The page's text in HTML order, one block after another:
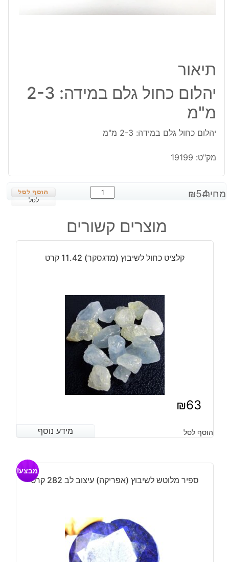
תיאור
יהלום כחול גלם במידה: 2-3
מ"מ
יהלום כחול גלם במידה: 2-3 מ"מ
מק"ט: 19199
מחיר: ₪54
כמות
של
כחול
גלם
2-
לסל
מוצרים קשורים
קלציט כחול לשיבוץ (מדגסקר) 11.42 קרט
₪63
מידע נוסף הוסף לסל מידע נוסף
ספיר מלוטש לשיבוץ (אפריקה) עיצוב לב 282 קרט
מבצע!